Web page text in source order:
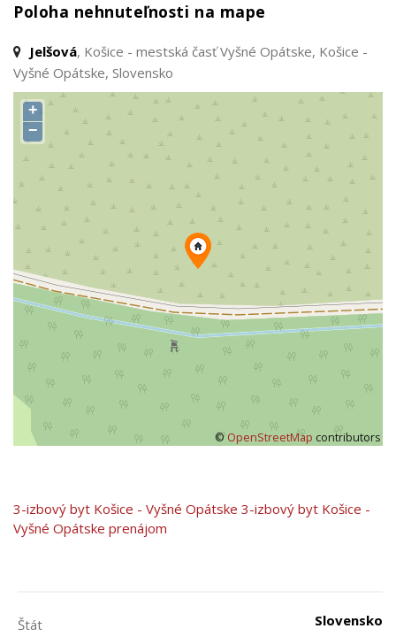
Poloha nehnuteľnosti na mape
Jelšová, Košice - mestská časť Vyšné Opátske, Košice -
Vyšné Opátske, Slovensko
+
−
©OpenStreetMap contributors
3-izbový byt Košice - Vyšné Opátske 3-izbový byt Košice -
Vyšné Opátske prenájom
Štát
Slovensko